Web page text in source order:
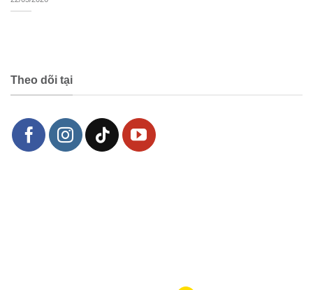
Theo dõi tại